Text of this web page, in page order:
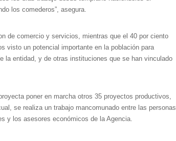
los comederos”, asegura.
de comercio y servicios, mientras que el 40 por ciento
visto un potencial importante en la población para
la entidad, y de otras instituciones que se han vinculado
poner en marcha otros 35 proyectos productivos,
se realiza un trabajo mancomunado entre las personas
y los asesores económicos de la Agencia.